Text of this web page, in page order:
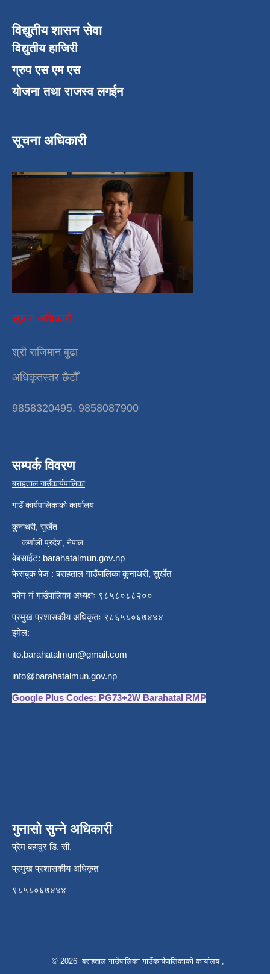
विद्युतीय शासन सेवा
विद्युतीय हाजिरी
ग्रुप एस एम एस
योजना तथा राजस्व लगईन
सूचना अधिकारी
सूचना अधिकारी
श्री राजिमान बुढा
अधिकृतस्तर छैटौँ
9858320495, 9858087900
सम्पर्क विवरण
बराहताल गाउँकार्यपालिका
गाउँ कार्यपालिकाको कार्यालय
कुनाथरी, सुर्खेत
कर्णाली प्रदेश, नेपाल
वेबसाईट: barahatalmun.gov.np
फेसबुक पेज : बराहताल गाउँपालिका कुनाथरी, सुर्खेत
फोन नं गाउँपालिका अध्यक्षः ९८५८०८८२००
प्रमुख प्रशासकीय अधिकृतः ९८६५८०६७४४४
इमेल:
ito.barahatalmun@gmail.com
info@barahatalmun.gov.np
Google Plus Codes: PG73+2W Barahatal RMP
गुनासो सुन्ने अधिकारी
प्रेम बहादुर डि. सी.
प्रमुख प्रशासकीय अधिकृत
९८५८०६७४४४
© 2026 बराहताल गाउँपालिका गाउँकार्यपालिकाको कार्यालय ,